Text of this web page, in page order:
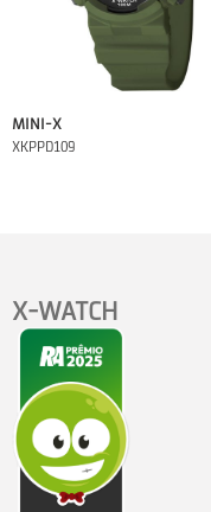
MINI-X
XKPPD109
X-WATCH